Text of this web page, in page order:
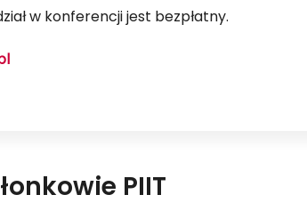
w konferencji jest bezpłatny.
PIIT